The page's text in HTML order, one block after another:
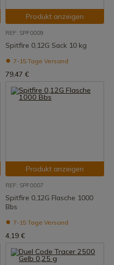
Produkt anzeigen
REF: SPF0009
Spitfire 0,12G Sack 10 kg
7-15 Tage Versand
79,47 €
Produkt anzeigen
REF: SPF0007
Spitfire 0,12G Flasche 1000
Bbs
7-15 Tage Versand
4,19 €